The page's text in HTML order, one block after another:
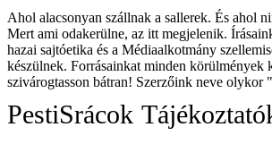
Ahol alacsonyan szállnak a sallerek. És ahol
Mert ami odakerülne, az itt megjelenik.
hazai sajtóetika és a Médiaalkotmány
készülnek. Forrásainkat minden körülmények
szivárogtasson bátran! Szerzőink neve olykor
PestiSrácok